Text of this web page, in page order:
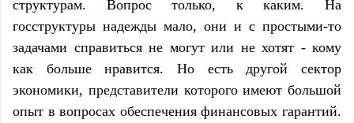
структурам. Вопрос только, к каким. На
госструктуры надежды мало, они и с простыми-то
задачами справиться не могут или не хотят - кому
как больше нравится. Но есть другой сектор
экономики, представители которого имеют большой
опыт в вопросах обеспечения финансовых гарантий.